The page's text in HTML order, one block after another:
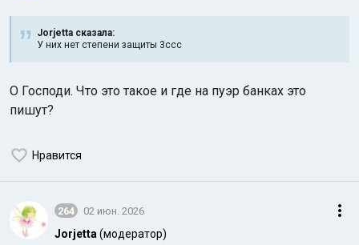
Jorjetta сказалa:
У них нет степени защиты 3ccc
О Господи. Что это такое и где на пуэр банках это
пишут?
Нравится
264 02 июн. 2026
Jorjetta (модератор)